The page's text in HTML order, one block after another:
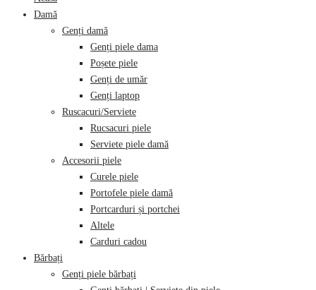
Damă
Genți damă
Genți piele dama
Poșete piele
Genți de umăr
Genți laptop
Ruscacuri/Serviete
Rucsacuri piele
Serviete piele damă
Accesorii piele
Curele piele
Portofele piele damă
Portcarduri și portchei
Altele
Carduri cadou
Bărbați
Genți piele bărbați